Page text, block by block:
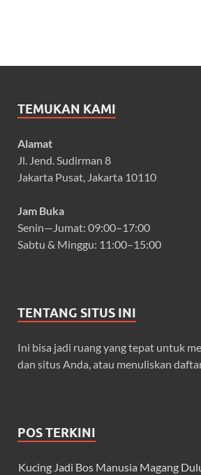
TEMUKAN KAMI
Alamat
Jl. Jend. Sudirman 8
Jakarta Pusat, Jakarta 10110
Jam Buka
Senin—Jumat: 09:00–17:00
Sabtu & Minggu: 11:00–15:00
TENTANG SITUS INI
Ini bisa jadi ruang yang tepat untuk
dan situs Anda, atau menuliskan
POS TERKINI
Kucing Jadi Bos Manusia Magang